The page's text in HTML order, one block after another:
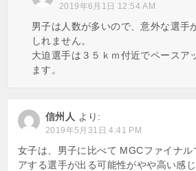
2019年6月1日 12:54 AM
男子は人数が多いので、意外な選手
しれません。
大迫選手は３５ｋｍ付近でペースア
ます。
信州人 より:
2019年5月31日 4:41 PM
女子は、男子に比べて MGCファイナル
アする選手が出る可能性がやや高い感じ